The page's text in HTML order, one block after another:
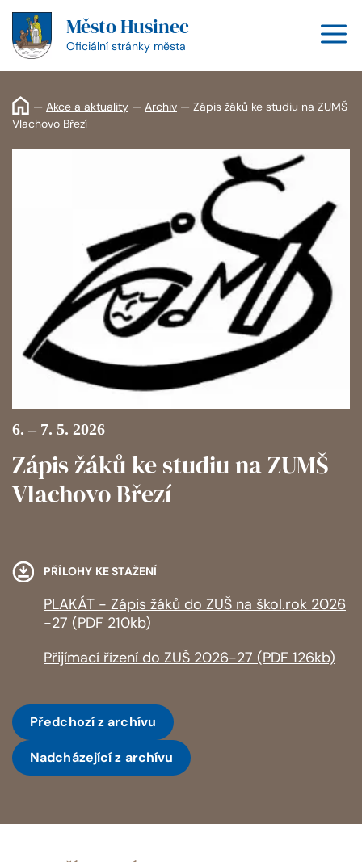
Přeskočit
obsah
Město Husinec
Oficiální stránky města
— Akce a aktuality — Archiv — Zápis žáků ke studiu na ZUMŠ
Vlachovo Březí
6. – 7. 5. 2026
Zápis žáků ke studiu na ZUMŠ
Vlachovo Březí
PŘÍLOHY KE STAŽENÍ
PLAKÁT - Zápis žáků do ZUŠ na škol.rok 2026
-27 (PDF 210kb)
Přijímací řízení do ZUŠ 2026-27 (PDF 126kb)
Předchozíz archívu
Nadcházejícíz archívu